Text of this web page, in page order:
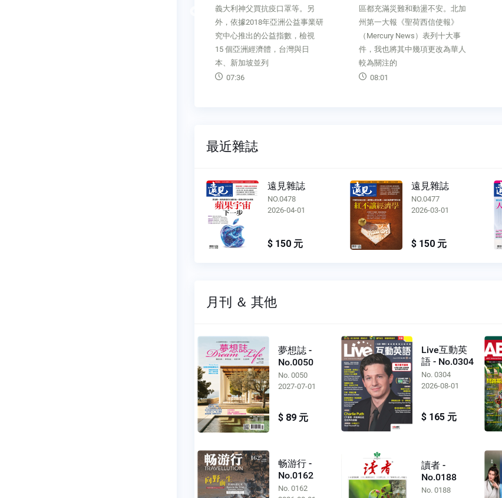
Previous
義大利神父買抗疫口罩等。另
外，依據2018年亞洲公益事業研
究中心推出的公益指數，檢視
15 個亞洲經濟體，台灣與日
本、新加坡並列
07:36
區都充滿災難和動盪不安。北加
州第一大報《聖荷西信使報》
（Mercury News）表列十大事
件，我也將其中幾項更改為華人
較為關注的
08:01
最近雜誌
遠見雜誌
NO.0478
2026-04-01
$ 150 元
遠見雜誌
NO.0477
2026-03-01
$ 150 元
月刊 ＆ 其他
夢想誌 -
No.0050
No. 0050
2027-07-01
$ 89 元
Live互動英
語 - No.0304
No. 0304
2026-08-01
$ 165 元
畅游行 -
No.0162
No. 0162
讀者 -
No.0188
No. 0188